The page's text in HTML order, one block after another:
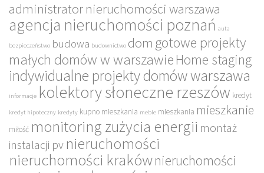
administrator nieruchomości warszawa
agencja nieruchomości poznań auta
bezpieczeństwo budowa budownictwo dom gotowe projekty
małych domów w warszawie Home staging
indywidualne projekty domów warszawa
informacje kolektory słoneczne rzeszów kredyt
kredyt hipoteczny kredyty kupno mieszkania meble mieszkania mieszkanie
miłość monitoring zużycia energii montaż
instalacji pv nieruchomości
nieruchomości krakównieruchomości